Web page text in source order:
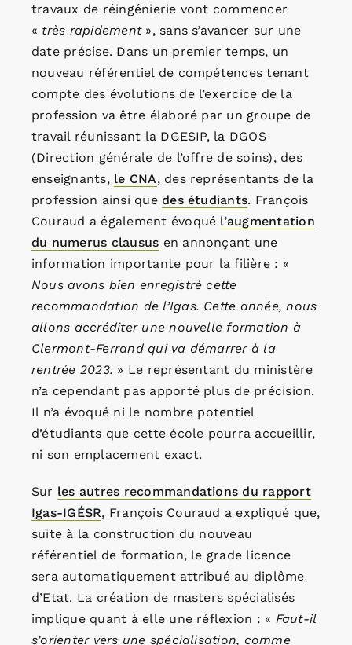
travaux de réingénierie vont commencer
« très rapidement », sans s’avancer sur une
date précise. Dans un premier temps, un
nouveau référentiel de compétences tenant
compte des évolutions de l’exercice de la
profession va être élaboré par un groupe de
travail réunissant la DGESIP, la DGOS
(Direction générale de l’offre de soins), des
enseignants, le CNA, des représentants de la
profession ainsi que des étudiants. François
Couraud a également évoqué l’augmentation
du numerus clausus en annonçant une
information importante pour la filière : «
Nous avons bien enregistré cette
recommandation de l’Igas. Cette année, nous
allons accréditer une nouvelle formation à
Clermont-Ferrand qui va démarrer à la
rentrée 2023. » Le représentant du ministère
n’a cependant pas apporté plus de précision.
Il n’a évoqué ni le nombre potentiel
d’étudiants que cette école pourra accueillir,
ni son emplacement exact.
Sur les autres recommandations du rapport
Igas-IGÉSR, François Couraud a expliqué que,
suite à la construction du nouveau
référentiel de formation, le grade licence
sera automatiquement attribué au diplôme
d’Etat. La création de masters spécialisés
implique quant à elle une réflexion : « Faut-il
s’orienter vers une spécialisation, comme